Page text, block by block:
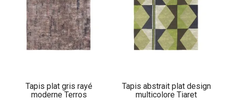
Tapis plat gris rayé
moderne Terros
Tapis abstrait plat design
multicolore Tiaret